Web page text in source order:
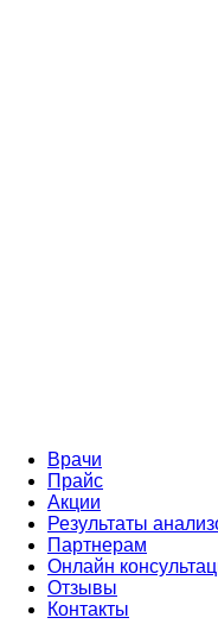
Врачи
Прайс
Акции
Результаты
Партнерам
Онлайн
Отзывы
Контакты